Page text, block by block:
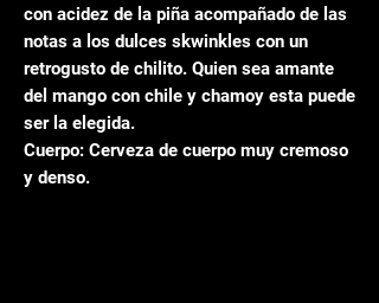
con acidez de la piña acompañado de las
notas a los dulces skwinkles con un
retrogusto de chilito. Quien sea amante
del mango con chile y chamoy esta puede
ser la elegida.
Cuerpo: Cerveza de cuerpo muy cremoso
y denso.